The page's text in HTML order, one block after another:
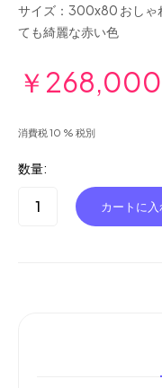
サイズ：300x80 おしゃ
ても綺麗な赤い色
￥268,000
消費税 10 % 税別
数量: